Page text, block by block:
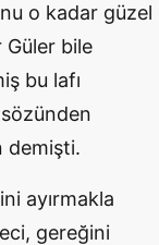
o kadar güzel
bile
bu lafı
demişti.
ayırmakla
gereğini